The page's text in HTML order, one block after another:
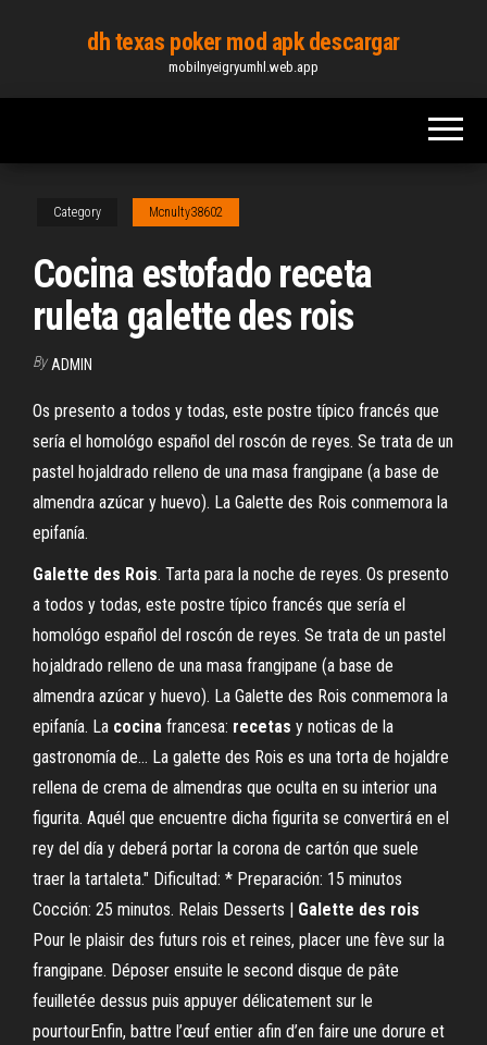
content
dh texas poker mod apk descargar
mobilnyeigryumhl.web.app
Category Mcnulty38602
Cocina estofado receta
ruleta galette des rois
By ADMIN
Os presento a todos y todas, este postre típico francés que
sería el homológo español del roscón de reyes. Se trata de un
pastel hojaldrado relleno de una masa frangipane (a base de
almendra azúcar y huevo). La Galette des Rois conmemora la
epifanía.
Galette des Rois. Tarta para la noche de reyes. Os presento
a todos y todas, este postre típico francés que sería el
homológo español del roscón de reyes. Se trata de un pastel
hojaldrado relleno de una masa frangipane (a base de
almendra azúcar y huevo). La Galette des Rois conmemora la
epifanía. La cocina francesa: recetas y noticas de la
gastronomía de… La galette des Rois es una torta de hojaldre
rellena de crema de almendras que oculta en su interior una
figurita. Aquél que encuentre dicha figurita se convertirá en el
rey del día y deberá portar la corona de cartón que suele
traer la tartaleta." Dificultad: * Preparación: 15 minutos
Cocción: 25 minutos. Relais Desserts | Galette des rois
Pour le plaisir des futurs rois et reines, placer une fève sur la
frangipane. Déposer ensuite le second disque de pâte
feuilletée dessus puis appuyer délicatement sur le
pourtourEnfin, battre l’œuf entier afin d’en faire une dorure et